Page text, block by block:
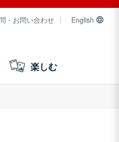
・お問い合わせ English
楽しむ